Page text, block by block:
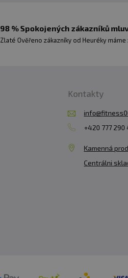
98 % Spokojených zákazníků
Zlaté Ověřeno zákazníky od Heuréky
Kontakty
+420 777 290
Kamenná
Centrálni